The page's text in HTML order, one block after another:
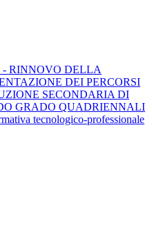
- RINNOVO DELLA
DEI PERCORSI
SECONDARIA DI
GRADO QUADRIENNALI
tecnologico-professionale